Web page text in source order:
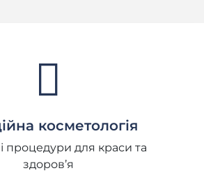
косметологія
процедури для краси та
здоров’я